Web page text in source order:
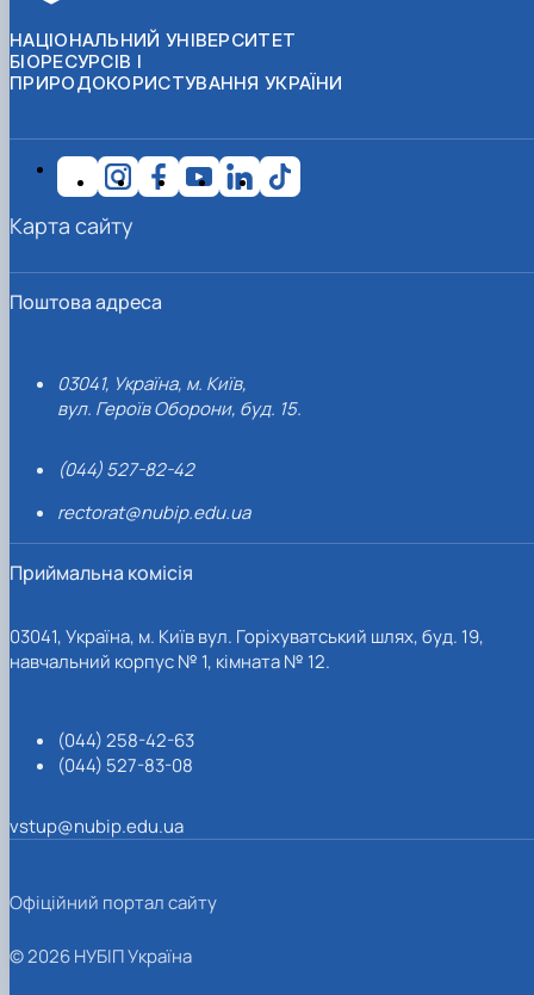
НАЦІОНАЛЬНИЙ УНІВЕРСИТЕТ
БІОРЕСУРСІВ І
ПРИРОДОКОРИСТУВАННЯ УКРАЇНИ
Поштова адреса
03041, Україна, м. Київ,
вул. Героїв Оборони, буд. 15.
(044) 527-82-42
rectorat@nubip.edu.ua
Приймальна комісія
03041, Україна, м. Київ вул. Горіхуватський шлях, буд. 19,
навчальний корпус № 1, кімната № 12.
(044) 258-42-63
(044) 527-83-08
vstup@nubip.edu.ua
Карта сайту
Офіційний портал сайту
© 2026 НУБІП Україна